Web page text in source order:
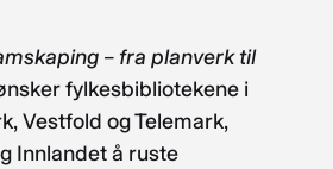
– fra planverk til
fylkesbibliotekene i
Vestfold og Telemark,
Innlandet å ruste